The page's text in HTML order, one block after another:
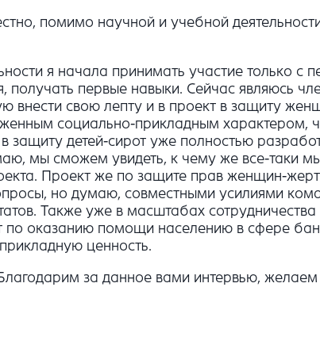
помимо научной и учебной
я начала принимать участие только с
получать первые навыки. Сейчас являюсь
внести свою лепту и в проект в защиту
социально-прикладным характером,
защиту детей-сирот уже полностью
мы сможем увидеть, к чему же все-таки
Проект же по защите прав женщин-
но думаю, совместными усилиями
Также уже в масштабах
по оказанию помощи населению в сфере
ценность.
за данное вами интервью,